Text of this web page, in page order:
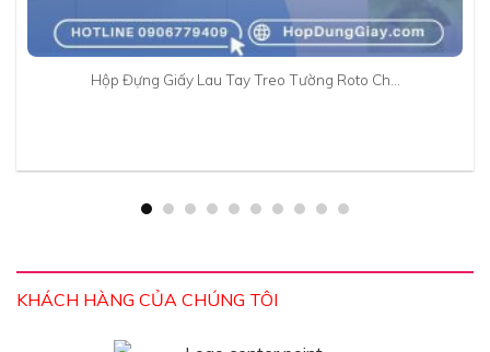
Hộp Đựng Giấy Lau Tay Treo Tường Roto Ch…
KHÁCH HÀNG CỦA CHÚNG TÔI